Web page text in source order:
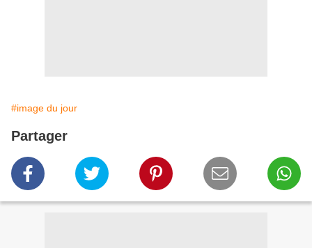
#image du jour
Partager